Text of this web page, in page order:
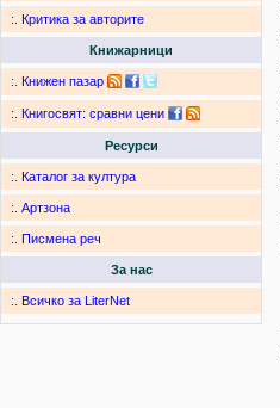
:. Критика за авторите
Книжарници
:. Книжен пазар
:. Книгосвят: сравни цени
Ресурси
:. Каталог за култура
:. Артзона
:. Писмена реч
За нас
:. Всичко за LiterNet